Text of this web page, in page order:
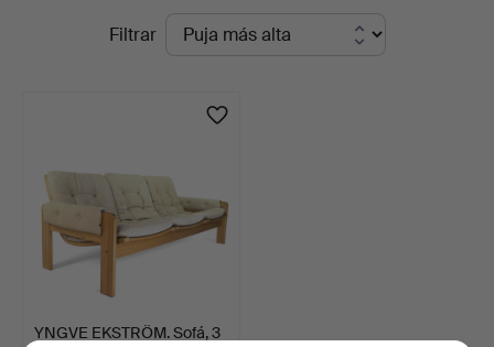
SubastasFiltrar
YNGVE EKSTRÖM. Sofá, 3